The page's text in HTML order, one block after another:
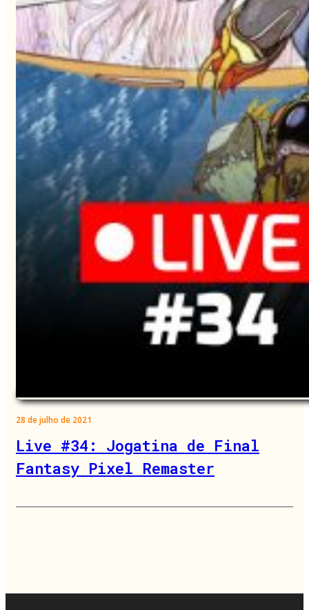
28 de julho de 2021
Live #34: Jogatina de Final
Fantasy Pixel Remaster